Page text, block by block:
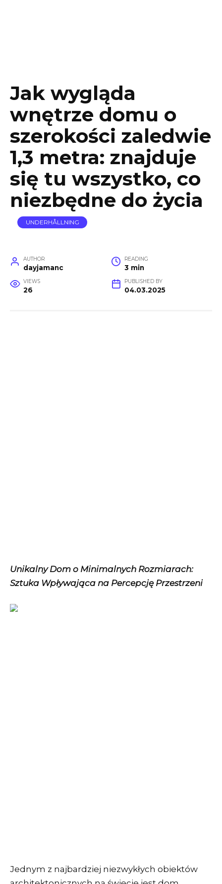
Jak wygląda
wnętrze domu o
szerokości zaledwie
1,3 metra: znajduje
się tu wszystko, co
niezbędne do życia
UNDERHÅLLNING
AUTHOR
dayjamanc
READING
3 min
VIEWS
26
PUBLISHED BY
04.03.2025
Unikalny Dom o Minimalnych Rozmiarach:
Sztuka Wpływająca na Percepcję Przestrzeni
Jednym z najbardziej niezwykłych obiektów